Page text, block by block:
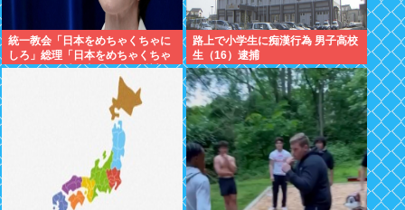
統一教会「日本をめちゃくちゃに
しろ」総理「日本をめちゃくちゃ
にします」愛国者「総理に反対す
るやつは反日！」 これなに？
路上で小学生に痴漢行為 男子高校
生（16）逮捕